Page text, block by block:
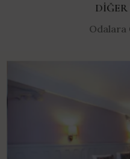
Odalara